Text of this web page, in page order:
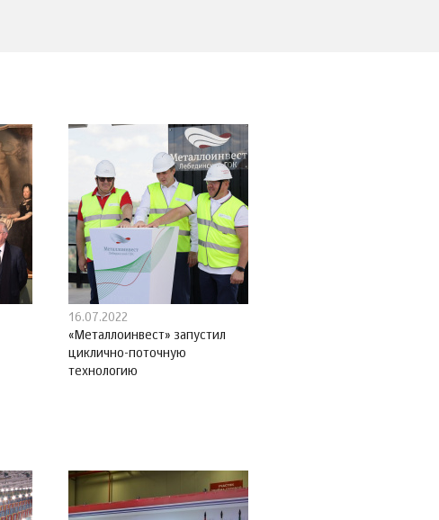
16.07.2022
«Металлоинвест» запустил
циклично-поточную
технологию